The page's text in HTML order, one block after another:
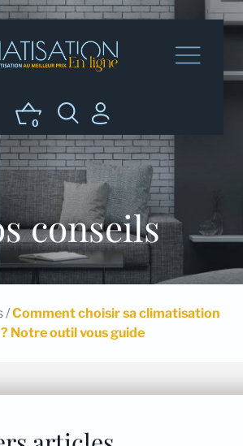
0
conseils
/Comment choisir sa climatisation
Notre outil vous guide